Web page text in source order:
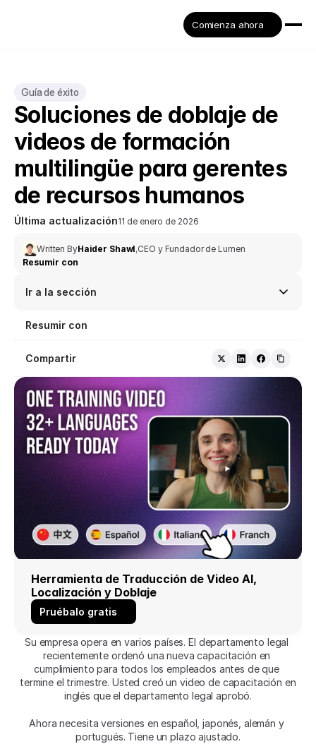
Comienza ahora
Guía de éxito
Soluciones de doblaje de
videos de formación
multilingüe para gerentes
de recursos humanos
Última actualización11 de enero de 2026
Written ByHaider Shawl,CEO y Fundador de Lumen
Resumir con
Ir a la sección
Resumir con
Compartir
Herramienta de Traducción de Video AI,
Localización y Doblaje
Pruébalo gratis
Su empresa opera en varios países. El departamento legal
recientemente ordenó una nueva capacitación en
cumplimiento para todos los empleados antes de que
termine el trimestre. Usted creó un video de capacitación en
inglés que el departamento legal aprobó.
Ahora necesita versiones en español, japonés, alemán y
portugués. Tiene un plazo ajustado.